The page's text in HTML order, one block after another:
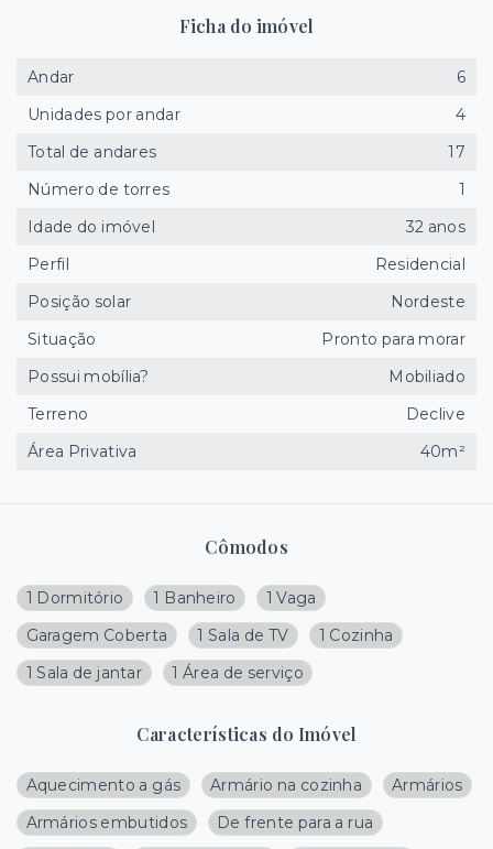
Cômodos
1 Dormitório 1 Banheiro
1 Vaga
Garagem Coberta
1 Sala de TV
1 Cozinha
1 Sala de jantar
1 Área de serviço
Características do Imóvel
Aquecimento a gás Armário na cozinha
Armários
Armários embutidos
De frente para a rua
Ficha do imóvel
Andar
6
Unidades por andar
4
Total de andares
17
Número de torres
1
Idade do imóvel
32 anos
Perfil
Residencial
Posição solar
Nordeste
Situação
Pronto para morar
Possui mobília?
Mobiliado
Terreno
Declive
Área Privativa
40m²